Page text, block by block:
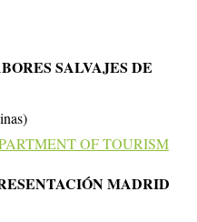
SALVAJES DE
OF TOURISM
MADRID